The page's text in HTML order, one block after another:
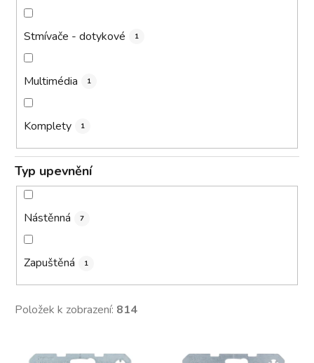
Stmívače - dotykové 1
Multimédia 1
Komplety 1
Typ upevnění
Nástěnná 7
Zapuštěná 1
Položek k zobrazení: 814